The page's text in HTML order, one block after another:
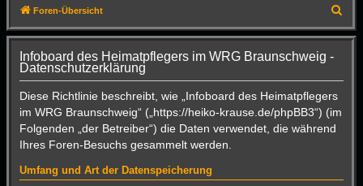
Foren-Übersicht
u
Infoboard des Heimatpflegers im WRG Braunschweig -
Datenschutzerklärung
Diese Richtlinie beschreibt, wie „Infoboard des Heimatpflegers
im WRG Braunschweig“ („https://heiko-krause.de/phpBB3“) (im
Folgenden „der Betreiber“) die Daten verwendet, die während
Ihres Foren-Besuchs gesammelt werden.
Umfang und Art der Datenspeicherung